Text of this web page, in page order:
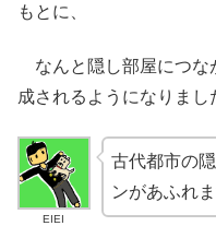
もとに、
なんと隠し部屋につ
成されるようになりまし
EIEI
古代都市の
ンがあふれ